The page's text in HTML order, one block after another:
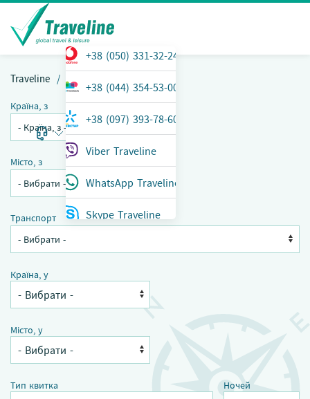
ТЕЛЕФОН
+38 (050) 331-32-24
+38 (044) 354-53-00
+38 (097) 393-78-60
Viber Traveline
WhatsApp Traveline
Skype Traveline
Traveline Перельоти
Країна, з
Місто, з
Транспорт
Країна, у
Місто, у
Тип квитка Ночей